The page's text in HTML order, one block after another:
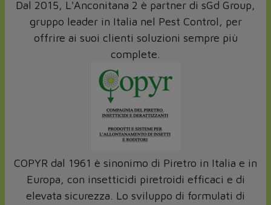
Dal 2015, L'Anconitana 2 è partner di sGd Group,
gruppo leader in Italia nel Pest Control, per
offrire ai suoi clienti soluzioni sempre più
complete.
COPYR dal 1961 è sinonimo di Piretro in Italia e in
Europa, con insetticidi piretroidi efficaci e di
elevata sicurezza. Lo sviluppo di formulati di